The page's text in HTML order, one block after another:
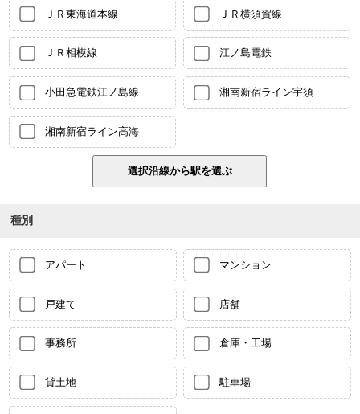
ＪＲ東海道本線 ＪＲ横須賀線
ＪＲ相模線 江ノ島電鉄
小田急電鉄江ノ島線 湘南新宿ライン宇須
湘南新宿ライン高海
種別
アパート マンション
戸建て 店舗
事務所 倉庫・工場
貸土地 駐車場